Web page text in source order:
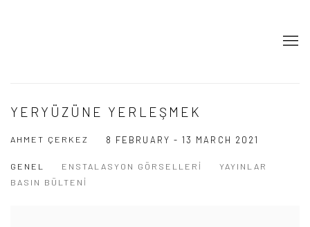
YERYÜZÜNE YERLEŞMEK
AHMET ÇERKEZ 8 FEBRUARY - 13 MARCH 2021
GENEL ENSTALASYON GÖRSELLERI
YAYINLAR
BASIN BÜLTENI